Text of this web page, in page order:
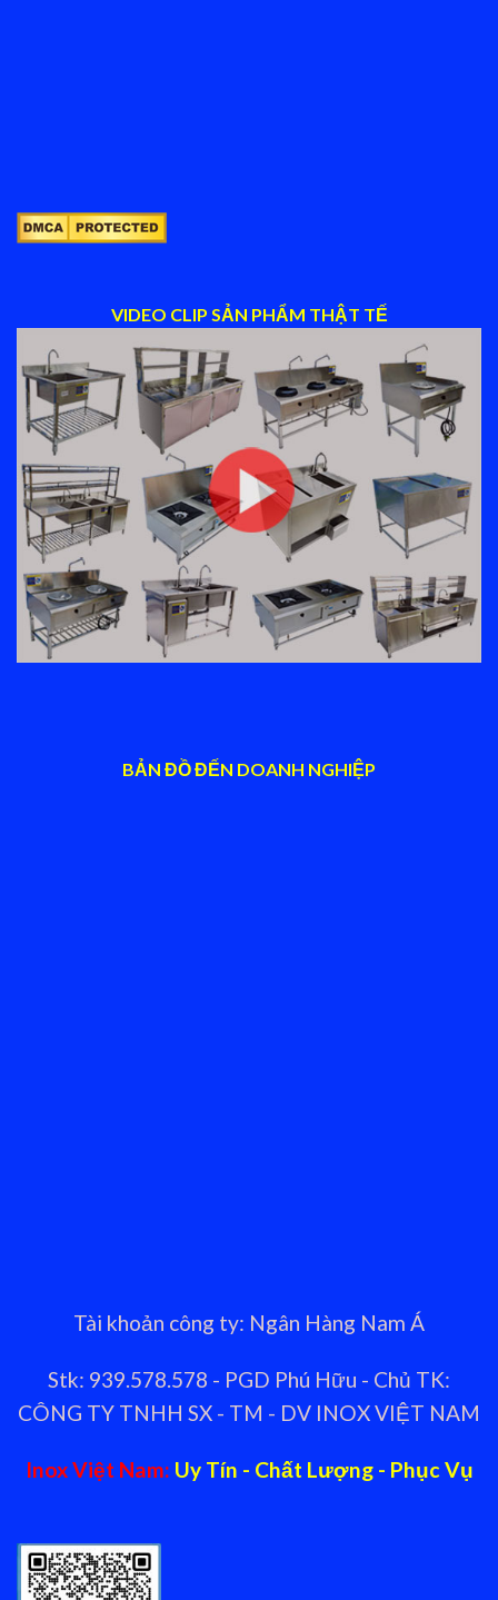
VIDEO CLIP SẢN PHẨM THẬT TẾ
BẢN ĐỒ ĐẾN DOANH NGHIỆP
Tài khoản công ty: Ngân Hàng Nam Á
Stk: 939.578.578 - PGD Phú Hữu - Chủ TK:
CÔNG TY TNHH SX - TM - DV INOX VIỆT NAM
Inox Việt Nam: Uy Tín - Chất Lượng - Phục Vụ